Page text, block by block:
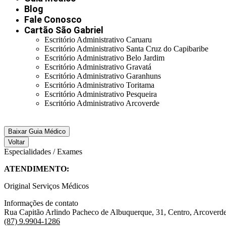
Blog
Fale Conosco
Cartão São Gabriel
Escritório Administrativo Caruaru
Escritório Administrativo Santa Cruz do Capibaribe
Escritório Administrativo Belo Jardim
Escritório Administrativo Gravatá
Escritório Administrativo Garanhuns
Escritório Administrativo Toritama
Escritório Administrativo Pesqueira
Escritório Administrativo Arcoverde
Baixar Guia Médico
Voltar
Especialidades / Exames
ATENDIMENTO:
Original Serviços Médicos
Informações de contato
Rua Capitão Arlindo Pacheco de Albuquerque, 31, Centro,
(87) 9.9904-1286